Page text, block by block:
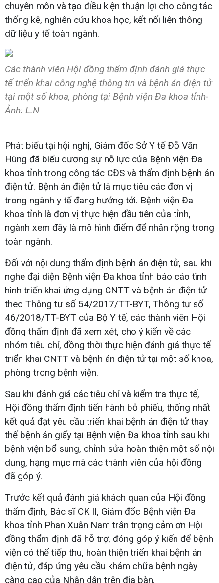
chuyên môn và tạo điều kiện thuận lợi cho công tác
thống kê, nghiên cứu khoa học, kết nối liên thông
dữ liệu y tế toàn ngành.
Các thành viên Hội đồng thẩm định đánh giá thực
tế triển khai công nghệ thông tin và bệnh án điện tử
tại một số khoa, phòng tại Bệnh viện Đa khoa tỉnh-
Ảnh: L.N
Phát biểu tại hội nghị, Giám đốc Sở Y tế Đỗ Văn
Hùng đã biểu dương sự nỗ lực của Bệnh viện Đa
khoa tỉnh trong công tác CĐS và thẩm định bệnh án
điện tử. Bệnh án điện tử là mục tiêu các đơn vị
trong ngành y tế đang hướng tới. Bệnh viện Đa
khoa tỉnh là đơn vị thực hiện đầu tiên của tỉnh,
ngành xem đây là mô hình điểm để nhân rộng trong
toàn ngành.
Đối với nội dung thẩm định bệnh án điện tử, sau khi
nghe đại diện Bệnh viện Đa khoa tỉnh báo cáo tình
hình triển khai ứng dụng CNTT và bệnh án điện tử
theo Thông tư số 54/2017/TT-BYT, Thông tư số
46/2018/TT-BYT của Bộ Y tế, các thành viên Hội
đồng thẩm định đã xem xét, cho ý kiến về các
nhóm tiêu chí, đồng thời thực hiện đánh giá thực tế
triển khai CNTT và bệnh án điện tử tại một số khoa,
phòng trong bệnh viện.
Sau khi đánh giá các tiêu chí và kiểm tra thực tế,
Hội đồng thẩm định tiến hành bỏ phiếu, thống nhất
kết quả đạt yêu cầu triển khai bệnh án điện tử thay
thế bệnh án giấy tại Bệnh viện Đa khoa tỉnh sau khi
bệnh viện bổ sung, chỉnh sửa hoàn thiện một số nội
dung, hạng mục mà các thành viên của hội đồng
đã góp ý.
Trước kết quả đánh giá khách quan của Hội đồng
thẩm định, Bác sĩ CK II, Giám đốc Bệnh viện Đa
khoa tỉnh Phan Xuân Nam trân trọng cảm ơn Hội
đồng thẩm định đã hỗ trợ, đóng góp ý kiến để bệnh
viện có thể tiếp thu, hoàn thiện triển khai bệnh án
điện tử, đáp ứng yêu cầu khám chữa bệnh ngày
càng cao của Nhân dân trên địa bàn.